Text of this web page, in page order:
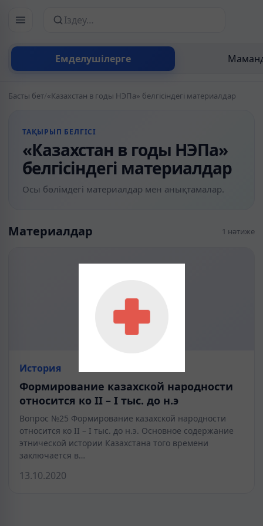
Емделушілерге
Сайттан іздеу
Басты бет/«Казахстан в годы НЭПа» белгісіндегі материалдар
ТАҚЫРЫП БЕЛГІСІ
«Казахстан в годы НЭПа»
белгісіндегі материалдар
Осы бөлімдегі материалдар мен анықтамалар.
Материалдар 1 нәтиже
История
Формирование казахской народности
относится ко II – I тыс. до н.э
Вопрос №25 Формирование казахской народности
относится ко II – I тыс. до н.э. Основное содержание
этнической истории Казахстана того времени
заключается в…
13.10.2020